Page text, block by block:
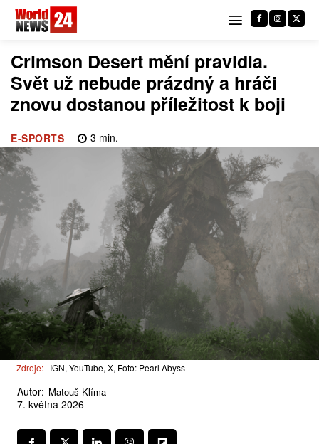
Crimson Desert mění pravidla.
Svět už nebude prázdný a hráči
znovu dostanou příležitost k boji
E-SPORTS 3 min.
Zdroje: IGN, YouTube, X, Foto: Pearl Abyss
Autor: Matouš Klíma
7. května 2026